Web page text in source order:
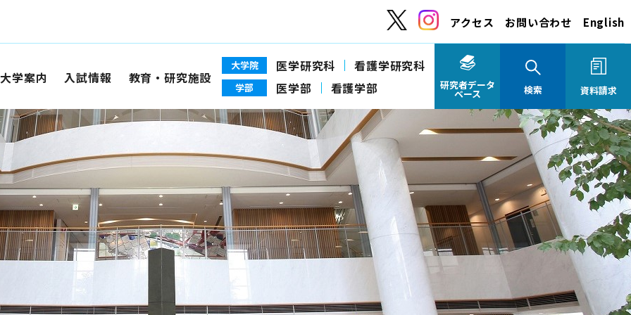
アクセス お問い合わせ English
大学案内 入試情報 教育・研究施設
大学院 医学研究科 看護学研究科
学部 医学部 看護学部 研究者データ
ベース 検索 資料請求